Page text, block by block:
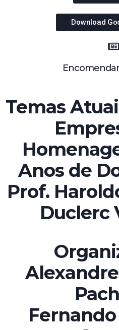
Download
Temas
Anos de
Prof.
Duclerc